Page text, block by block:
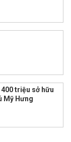
triệu sở hữu
Mỹ Hưng